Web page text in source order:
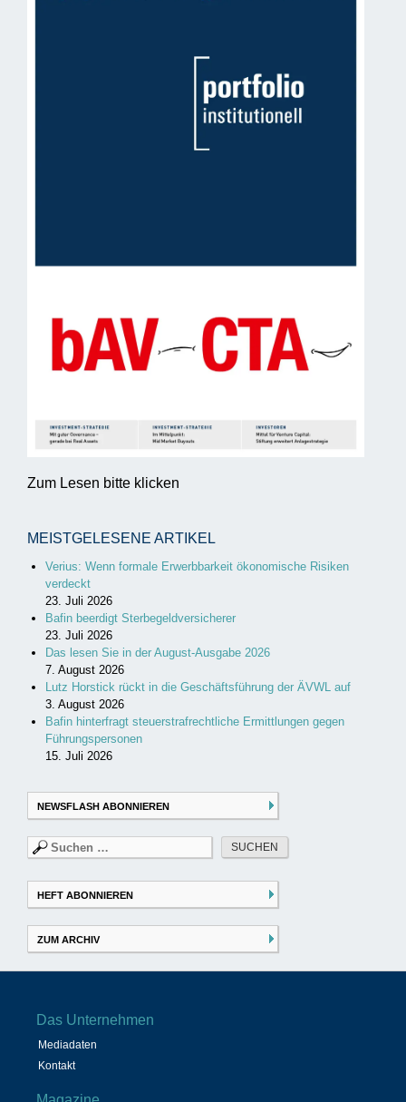
Zum Lesen bitte klicken
MEISTGELESENE ARTIKEL
Verius: Wenn formale Erwerbbarkeit ökonomische Risiken
verdeckt
23. Juli 2026
Bafin beerdigt Sterbegeldversicherer
23. Juli 2026
Das lesen Sie in der August-Ausgabe 2026
7. August 2026
Lutz Horstick rückt in die Geschäftsführung der ÄVWL auf
3. August 2026
Bafin hinterfragt steuerstrafrechtliche Ermittlungen gegen
Führungspersonen
15. Juli 2026
NEWSFLASH ABONNIEREN
Suchen
nach:
HEFT ABONNIEREN
ZUM ARCHIV
Das Unternehmen
Mediadaten
Kontakt